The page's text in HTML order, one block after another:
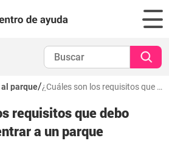
parque/ ¿Cuáles son los requisitos que debo cumplir para entrar a un parque Comfama?
requisitos que debo
a un parque